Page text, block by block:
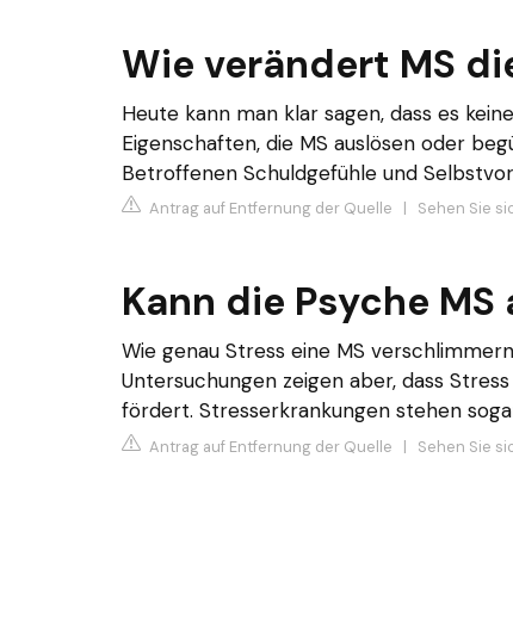
Wie verändert MS
Heute kann man klar sagen, dass es
Eigenschaften, die MS auslösen oder
Betroffenen Schuldgefühle und
Antrag auf Entfernung der Quelle | Sehen Sie
Kann die Psyche MS
Wie genau Stress eine MS
Untersuchungen zeigen aber, dass
fördert. Stresserkrankungen stehen
Antrag auf Entfernung der Quelle | Sehen Sie